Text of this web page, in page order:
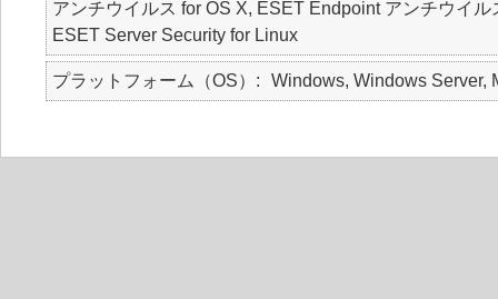
アンチウイルス for OS X, ESET Endpoint アンチウイ
ESET Server Security for Linux
プラットフォーム（OS） Windows, Windows Server,